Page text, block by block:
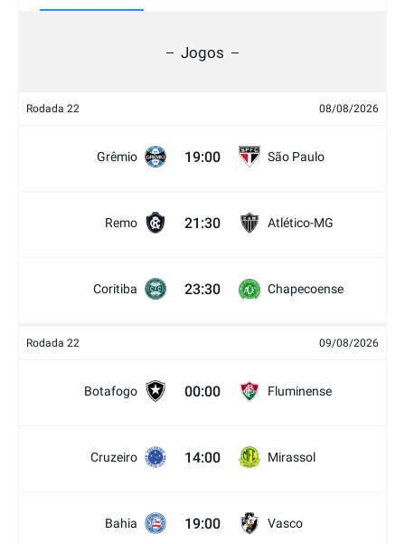
Jogos
Rodada 22 08/08/2026
Grêmio 19:00 São Paulo
Remo 21:30 Atlético-MG
Coritiba 23:30 Chapecoense
Rodada 22 09/08/2026
Botafogo 00:00 Fluminense
Cruzeiro 14:00 Mirassol
Bahia 19:00 Vasco